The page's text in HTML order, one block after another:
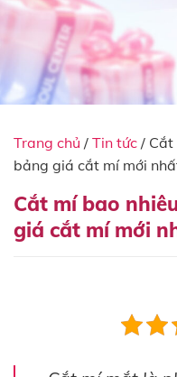
Trang chủ / Tin tức / Cắt
bảng giá cắt mí mới
Cắt mí bao
giá cắt mí mới